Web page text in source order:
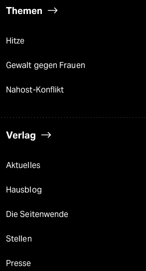
Themen
Hitze
Gewalt gegen Frauen
Nahost-Konflikt
Verlag
Aktuelles
Hausblog
Die Seitenwende
Stellen
Presse